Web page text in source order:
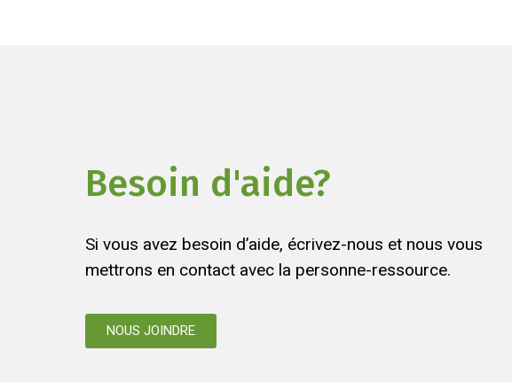
Besoin d'aide?
Si vous avez besoin d’aide, écrivez-nous et nous vous
mettrons en contact avec la personne-ressource.
NOUS JOINDRE